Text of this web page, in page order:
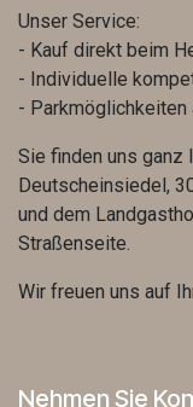
Unser Service:
- Kauf direkt beim
- Individuelle
- Parkmöglichkeiten
Sie finden uns ganz
Deutscheinsiedel,
und dem
Straßenseite.
Wir freuen uns auf
Nehmen Sie